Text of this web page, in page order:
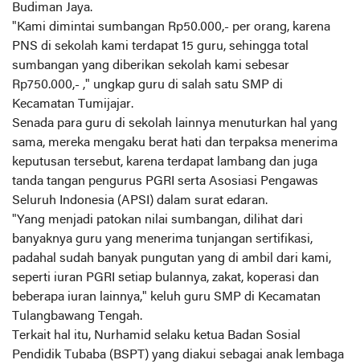
Budiman Jaya.
"Kami dimintai sumbangan Rp50.000,- per orang, karena
PNS di sekolah kami terdapat 15 guru, sehingga total
sumbangan yang diberikan sekolah kami sebesar
Rp750.000,- ," ungkap guru di salah satu SMP di
Kecamatan Tumijajar.
Senada para guru di sekolah lainnya menuturkan hal yang
sama, mereka mengaku berat hati dan terpaksa menerima
keputusan tersebut, karena terdapat lambang dan juga
tanda tangan pengurus PGRI serta Asosiasi Pengawas
Seluruh Indonesia (APSI) dalam surat edaran.
"Yang menjadi patokan nilai sumbangan, dilihat dari
banyaknya guru yang menerima tunjangan sertifikasi,
padahal sudah banyak pungutan yang di ambil dari kami,
seperti iuran PGRI setiap bulannya, zakat, koperasi dan
beberapa iuran lainnya," keluh guru SMP di Kecamatan
Tulangbawang Tengah.
Terkait hal itu, Nurhamid selaku ketua Badan Sosial
Pendidik Tubaba (BSPT) yang diakui sebagai anak lembaga